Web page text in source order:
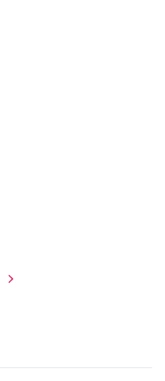
Sie können also mit